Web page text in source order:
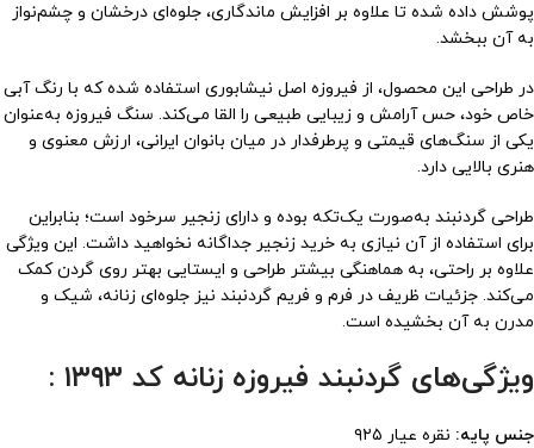
پوشش داده شده تا علاوه بر افزایش ماندگاری، جلوه‌ای درخشان و چشم‌نواز
به آن ببخشد.
در طراحی این محصول، از فیروزه اصل نیشابوری استفاده شده که با رنگ آبی
خاص خود، حس آرامش و زیبایی طبیعی را القا می‌کند. سنگ فیروزه به‌عنوان
یکی از سنگ‌های قیمتی و پرطرفدار در میان بانوان ایرانی، ارزش معنوی و
هنری بالایی دارد.
طراحی گردنبند به‌صورت یک‌تکه بوده و دارای زنجیر سرخود است؛ بنابراین
برای استفاده از آن نیازی به خرید زنجیر جداگانه نخواهید داشت. این ویژگی
علاوه بر راحتی، به هماهنگی بیشتر طراحی و ایستایی بهتر روی گردن کمک
می‌کند. جزئیات ظریف در فرم و فریم گردنبند نیز جلوه‌ای زنانه، شیک و
مدرن به آن بخشیده است.
ویژگی‌های گردنبند فیروزه زنانه کد ۱۳۹۳ :
جنس پایه: نقره عیار ۹۲۵